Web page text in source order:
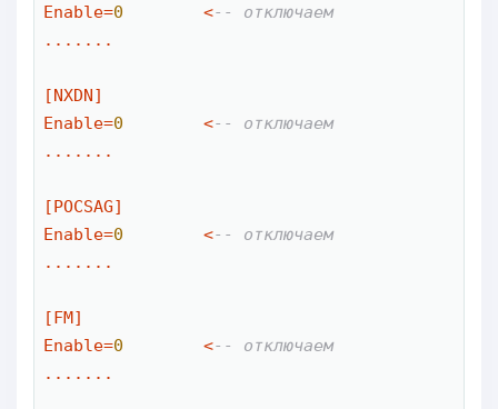
Enable=0 <-- отключаем
.......
[NXDN]
Enable=0 <-- отключаем
.......
[POCSAG]
Enable=0 <-- отключаем
.......
[FM]
Enable=0 <-- отключаем
.......